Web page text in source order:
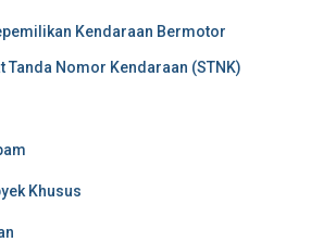
Kendaraan Bermotor
Tanda Nomor Kendaraan (STNK)
Khusus